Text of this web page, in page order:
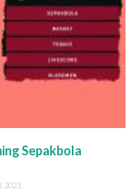
Sepakbola
2023